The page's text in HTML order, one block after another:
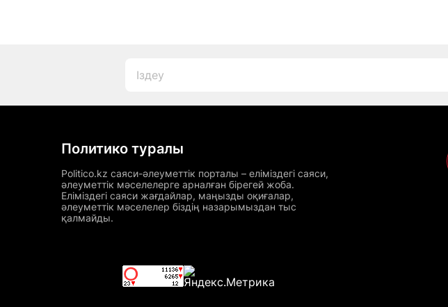
Политико туралы
Politico.kz саяси-әлеуметтік порталы – еліміздегі саяси,
әлеуметтік мәселелерге арналған бірегей жоба.
Еліміздегі саяси жағдайлар, маңызды оқиғалар,
әлеуметтік мәселелер біздің назарымыздан тыс
қалмайды.